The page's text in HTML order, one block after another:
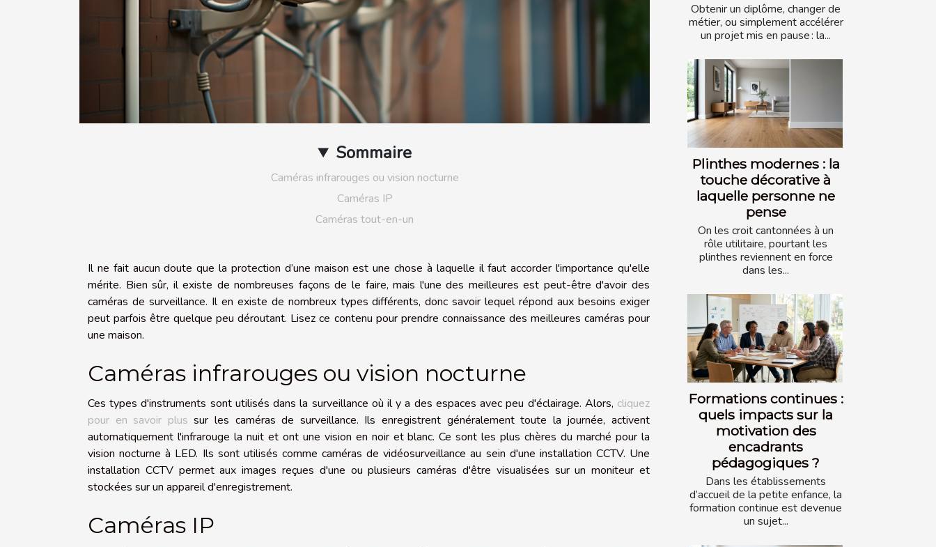
Sommaire
Caméras infrarouges ou vision nocturne
Caméras IP
Caméras tout-en-un
Il ne fait aucun doute que la protection d’une maison est une chose à laquelle il faut accorder l'importance qu'elle
mérite. Bien sûr, il existe de nombreuses façons de le faire, mais l'une des meilleures est peut-être d'avoir des
caméras de surveillance. Il en existe de nombreux types différents, donc savoir lequel répond aux besoins exiger
peut parfois être quelque peu déroutant. Lisez ce contenu pour prendre connaissance des meilleures caméras pour
une maison.
Caméras infrarouges ou vision nocturne
Ces types d'instruments sont utilisés dans la surveillance où il y a des espaces avec peu d'éclairage. Alors, cliquez
pour en savoir plus sur les caméras de surveillance. Ils enregistrent généralement toute la journée, activent
automatiquement l'infrarouge la nuit et ont une vision en noir et blanc. Ce sont les plus chères du marché pour la
vision nocturne à LED. Ils sont utilisés comme caméras de vidéosurveillance au sein d'une installation CCTV. Une
installation CCTV permet aux images reçues d'une ou plusieurs caméras d'être visualisées sur un moniteur et
stockées sur un appareil d'enregistrement.
Caméras IP
Obtenir un diplôme, changer de
métier, ou simplement accélérer
un projet mis en pause : la...
Plinthes modernes : la
touche décorative à
laquelle personne ne
pense
On les croit cantonnées à un
rôle utilitaire, pourtant les
plinthes reviennent en force
dans les...
Formations continues :
quels impacts sur la
motivation des
encadrants
pédagogiques ?
Dans les établissements
d’accueil de la petite enfance, la
formation continue est devenue
un sujet...